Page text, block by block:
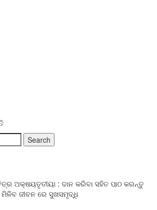
ଅକ୍ଷୟତୃତୀୟା : ଦାନ କରିବା ସହିତ ପାଠ କରନ୍ତୁ
ଜୀବନ ରେ ସୁଖସମୃଦ୍ଧି